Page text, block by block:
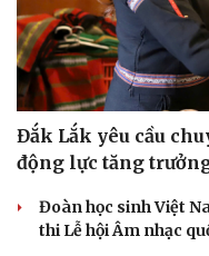
Đắk Lắk yêu cầu
động lực tăng
Đoàn học sinh Việt
thi Lễ hội Âm nhạc